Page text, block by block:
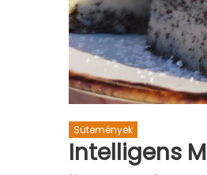
Sütemények
Intelligens